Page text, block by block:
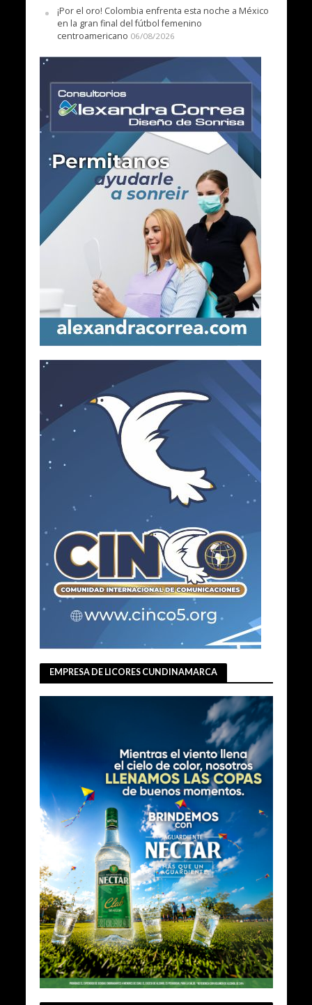
¡Por el oro! Colombia enfrenta esta noche a México
en la gran final del fútbol femenino
centroamericano 06/08/2026
EMPRESA DE LICORES CUNDINAMARCA